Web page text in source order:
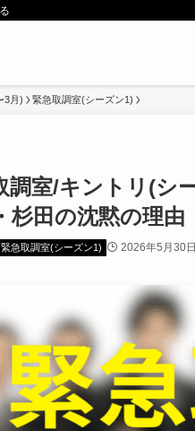
3月) 緊急取調室(シーズン1)
調室/キントリ(シ
杉田の沈黙の理由
緊急取調室(シーズン1) 2026年5月30日